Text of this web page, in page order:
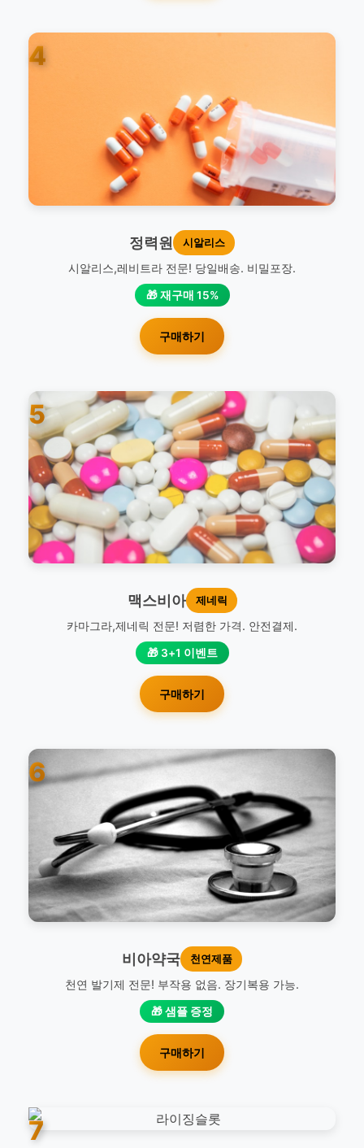
4
정력원 시알리스
시알리스,레비트라 전문! 당일배송. 비밀포장.
🎁 재구매 15%
구매하기
5
맥스비아 제네릭
카마그라,제네릭 전문! 저렴한 가격. 안전결제.
🎁 3+1 이벤트
구매하기
6
비아약국 천연제품
천연 발기제 전문! 부작용 없음. 장기복용 가능.
🎁 샘플 증정
구매하기
7